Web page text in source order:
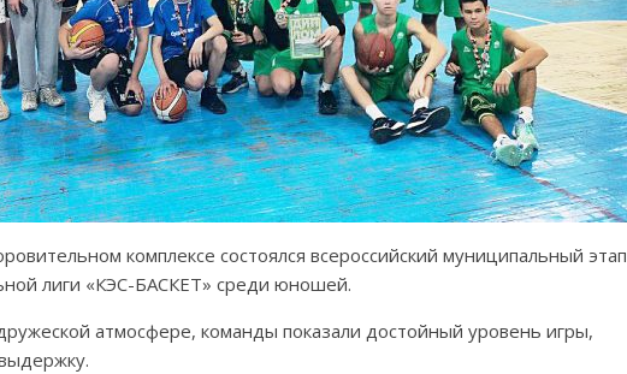
комплексе состоялся всероссийский муниципальный этап
лиги «КЭС-БАСКЕТ» среди юношей.
атмосфере, команды показали достойный уровень игры,